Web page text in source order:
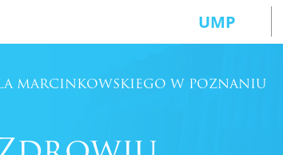
UMP
MARCINKOWSKIEGO W POZNANIU